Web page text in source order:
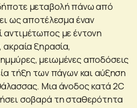
μεταβολή πάνω από
ως αποτέλεσμα έναν
αντιμέτωπος με έντονη
ακραία ξηρασία,
μειωμένες αποδόσεις
τήξη των πάγων και αύξηση
Μια άνοδος κατά 2C
σοβαρά τη σταθερότητα